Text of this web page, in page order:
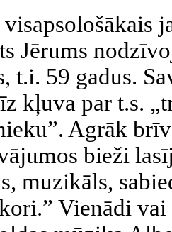
Jērums
t.i. 59 gadus.
kļuva par t.s.
Agrāk
bieži
muzikāls,
Vienādi